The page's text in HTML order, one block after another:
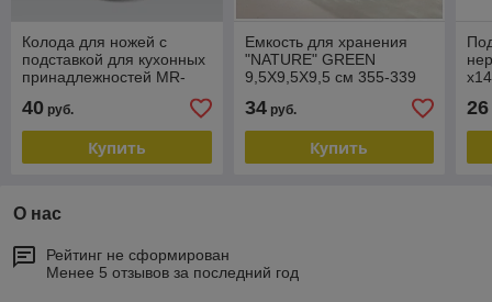
Колода для ножей с
подставкой для кухонных
принадлежностей MR-
40 руб.
Купить
Емкость для хранения
"NATURE" GREEN
9,5Х9,5Х9,5 см 355-339
34руб.
Купить
26
О нас
Рейтинг не сформирован
Менее 5 отзывов за последний год